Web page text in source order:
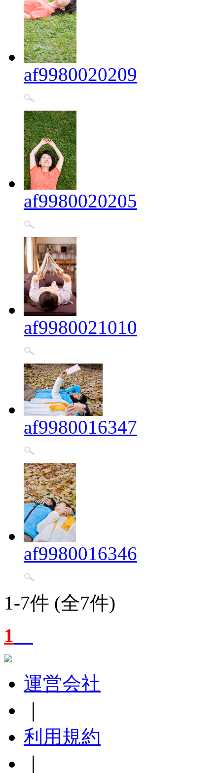
af9980020209
af9980020205
af9980021010
af9980016347
af9980016346
1-7件 (全7件)
1
運営会社
利用規約